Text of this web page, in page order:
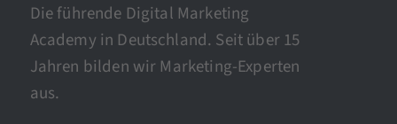
Die führende Digital Marketing
Academy in Deutschland. Seit über 15
Jahren bilden wir Marketing-Experten
aus.